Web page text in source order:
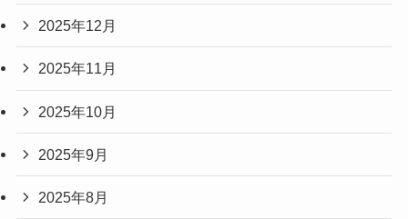
2025年12月
2025年11月
2025年10月
2025年9月
2025年8月